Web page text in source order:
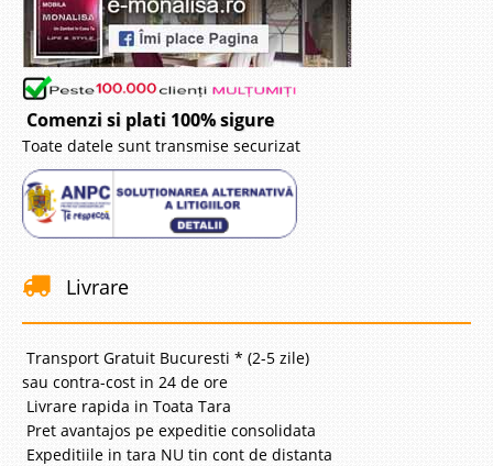
Comenzi si plati 100% sigure
Toate datele sunt transmise securizat
Livrare
Transport Gratuit Bucuresti * (2-5 zile)
sau contra-cost in 24 de ore
Livrare rapida in Toata Tara
Pret avantajos pe expeditie consolidata
Expeditiile in tara NU tin cont de distanta